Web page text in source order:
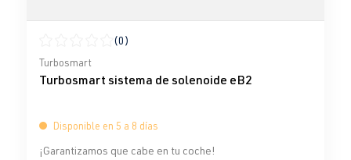
Calificación promedio de 0 de 5 estrellas
(0)
Turbosmart
Turbosmart sistema de solenoide eB2
Disponible en 5 a 8 días
¡Garantizamos que cabe en tu coche!